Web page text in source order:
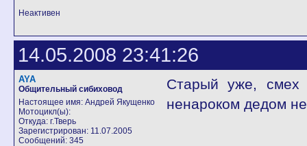
Неактивен
14.05.2008 23:41:26
AYA
Общительный сибиховод
Настоящее имя: Андрей Якущенко
Мотоцикл(ы):
Откуда: г.Тверь
Зарегистрирован: 11.07.2005
Сообщений: 345
Старый уже,
ненароком дедом